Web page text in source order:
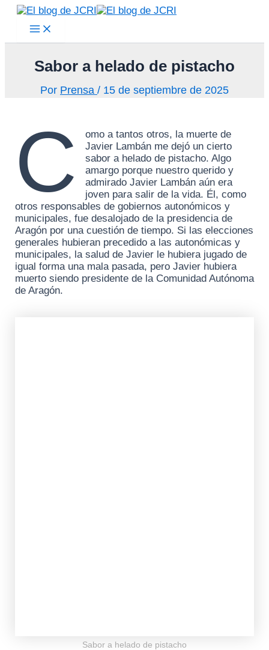
contenido
Menu
Sabor a helado de pistacho
Por Prensa / 15 de septiembre de 2025
C
omo a tantos otros, la muerte de
Javier Lambán me dejó un cierto
sabor a helado de pistacho. Algo
amargo porque nuestro querido y
admirado Javier Lambán aún era
joven para salir de la vida. Él, como
otros responsables de gobiernos autonómicos y
municipales, fue desalojado de la presidencia de
Aragón por una cuestión de tiempo. Si las elecciones
generales hubieran precedido a las autonómicas y
municipales, la salud de Javier le hubiera jugado de
igual forma una mala pasada, pero Javier hubiera
muerto siendo presidente de la Comunidad Autónoma
de Aragón.
Sabor a helado de pistacho